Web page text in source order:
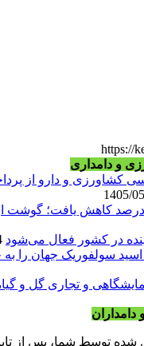
https://
و دامداری
اساسی کشاورزی و دارو از
در کشور فعال می‌شود
اسید سولفوریک جهان را
و تجاری گل و
شده توسط شما، پس از